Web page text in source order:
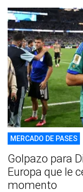
MERCADO DE PASES
Golpazo para
Europa que le
momento